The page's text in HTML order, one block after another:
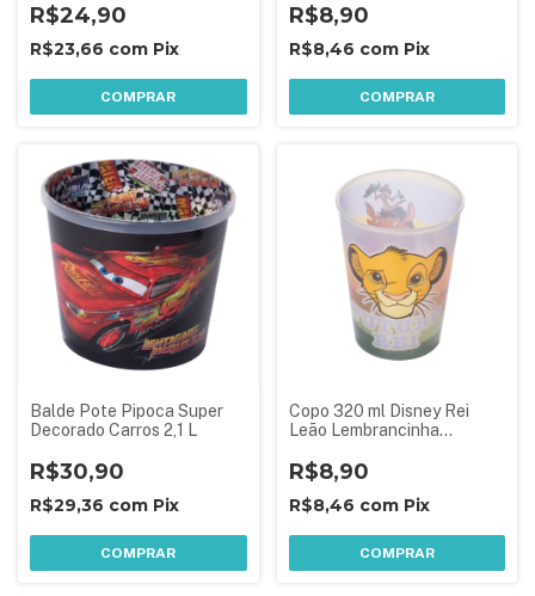
R$24,90
R$23,66 com Pix
COMPRAR
Festa Infantil Hulk Homem
Aranha
R$8,90
R$8,46 com Pix
COMPRAR
Balde Pote Pipoca Super
Decorado Carros 2,1 L
R$30,90
R$29,36 com Pix
COMPRAR
Copo 320 ml Disney Rei
Leão Lembrancinha
R$8,90
R$8,46 com Pix
COMPRAR